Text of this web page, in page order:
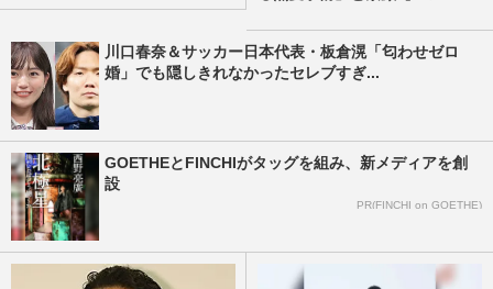
川口春奈＆サッカー日本代表・板倉滉「匂わせゼロ
婚」でも隠しきれなかったセレブすぎ...
GOETHEとFINCHIがタッグを組み、新メディアを創
設
PR(FINCHI on GOETHE)